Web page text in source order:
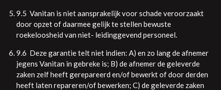
9.5 Vanitan is niet aansprakelijk voor schade veroorzaakt
door opzet of daarmee gelijk te stellen bewuste
roekeloosheid van niet- leidinggevend personeel.
9.6 Deze garantie telt niet indien: A) en zo lang de afnemer
jegens Vanitan in gebreke is; B) de afnemer de geleverde
zaken zelf heeft gerepareerd en/of bewerkt of door derden
heeft laten repareren/of bewerken; C) de geleverde zaken